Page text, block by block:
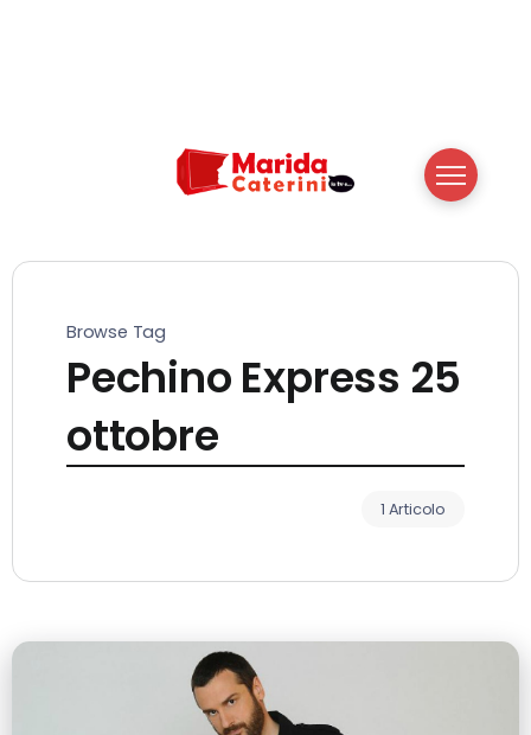
Browse Tag
Pechino Express 25
ottobre
1 Articolo